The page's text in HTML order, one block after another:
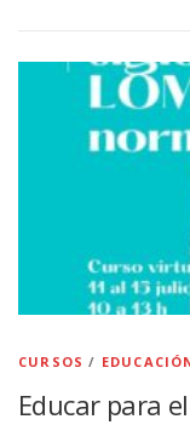
CURSOS /
Educar para